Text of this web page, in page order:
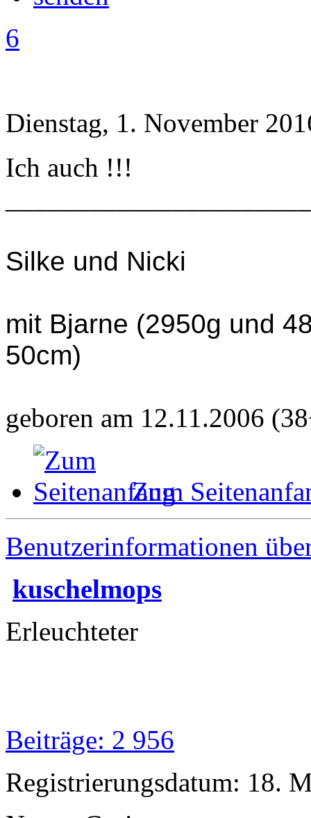
6
Dienstag, 1. November
Ich auch !!!
Silke und Nicki
mit Bjarne (2950g und
50cm)
geboren am 12.11.2006
Zum
Benutzerinformationen
kuschelmops
Erleuchteter
Beiträge: 2 956
Registrierungsdatum: 18.